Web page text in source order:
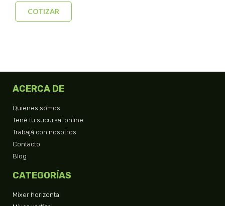
COTIZAR
ACERCA DE
Quienes sómos
Tené tu sucursal online
Trabajá con nosotros
Contacto
Blog
CATEGORÍAS
Mixer horizontal